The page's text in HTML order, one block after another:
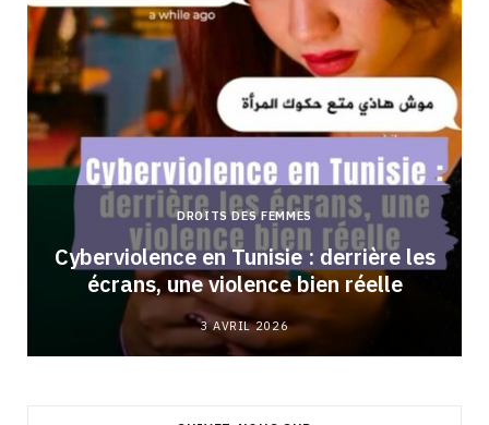
DROITS DES FEMMES
Cyberviolence en Tunisie : derrière les
écrans, une violence bien réelle
3 AVRIL 2026